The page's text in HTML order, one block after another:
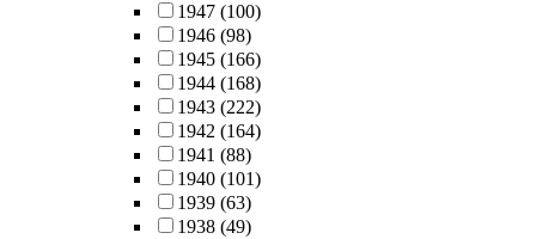
1947 (100)
1946 (98)
1945 (166)
1944 (168)
1943 (222)
1942 (164)
1941 (88)
1940 (101)
1939 (63)
1938 (49)